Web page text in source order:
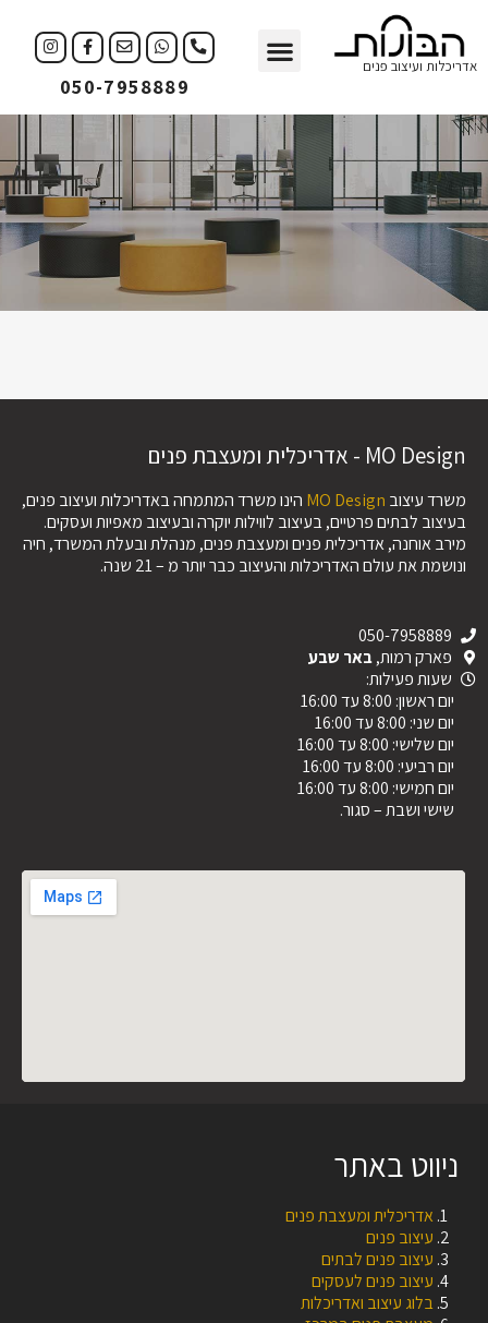
אדריכלות ועיצוב פנים
050-7958889
MO Design - אדריכלית ומעצבת פנים
משרד עיצוב MO Design הינו משרד המתמחה באדריכלות ועיצוב פנים,
בעיצוב לבתים פרטיים, בעיצוב לווילות יוקרה ובעיצוב מאפיות ועסקים.
מירב אוחנה, אדריכלית פנים ומעצבת פנים, מנהלת ובעלת המשרד, חיה
ונושמת את עולם האדריכלות והעיצוב כבר יותר מ – 21 שנה.
050-7958889
פארק רמות,באר שבע
שעות פעילות:
יום ראשון: 8:00 עד 16:00
יום שני: 8:00 עד 16:00
יום שלישי: 8:00 עד 16:00
יום רביעי: 8:00 עד 16:00
יום חמישי: 8:00 עד 16:00
שישי ושבת – סגור.
ניווט באתר
אדריכלית ומעצבת פנים
עיצוב פנים
עיצוב פנים לבתים
עיצוב פנים לעסקים
בלוג עיצוב ואדריכלות